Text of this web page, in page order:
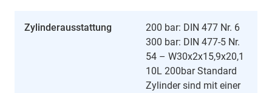
Zylinderausstattung
200 bar: DIN 477 Nr. 6
300 bar: DIN 477-5 Nr.
54 – W30x2x15,9x20,1
10L 200bar Standard
Zylinder sind mit einer